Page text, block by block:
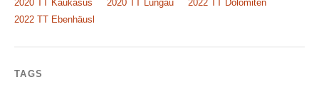
2020 TT Kaukasus
2020 TT Lungau
2022 TT Dolomiten
2022 TT Ebenhäusl
TAGS